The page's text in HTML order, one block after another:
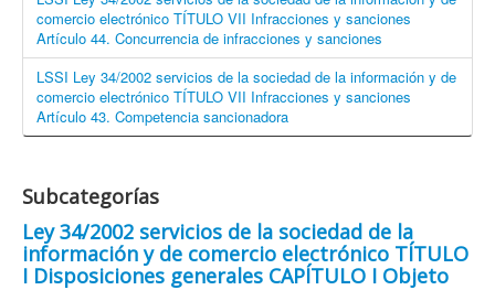
comercio electrónico TÍTULO VII Infracciones y sanciones
Artículo 44. Concurrencia de infracciones y sanciones
LSSI Ley 34/2002 servicios de la sociedad de la información y de
comercio electrónico TÍTULO VII Infracciones y sanciones
Artículo 43. Competencia sancionadora
Subcategorías
Ley 34/2002 servicios de la sociedad de la
información y de comercio electrónico TÍTULO
I Disposiciones generales CAPÍTULO I Objeto